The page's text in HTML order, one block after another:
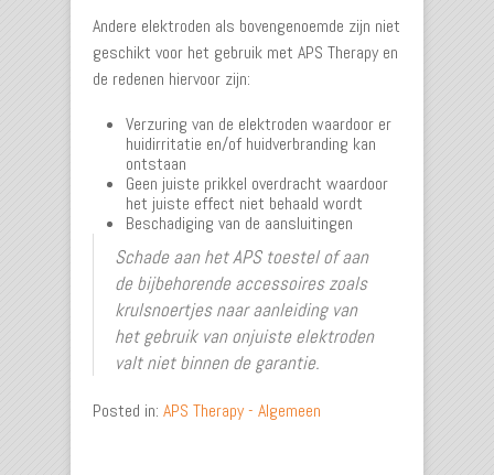
Andere elektroden als bovengenoemde zijn niet
geschikt voor het gebruik met APS Therapy en
de redenen hiervoor zijn:
Verzuring van de elektroden waardoor er
huidirritatie en/of huidverbranding kan
ontstaan
Geen juiste prikkel overdracht waardoor
het juiste effect niet behaald wordt
Beschadiging van de aansluitingen
Schade aan het APS toestel of aan
de bijbehorende accessoires zoals
krulsnoertjes naar aanleiding van
het gebruik van onjuiste elektroden
valt niet binnen de garantie.
Posted in: APS Therapy - Algemeen